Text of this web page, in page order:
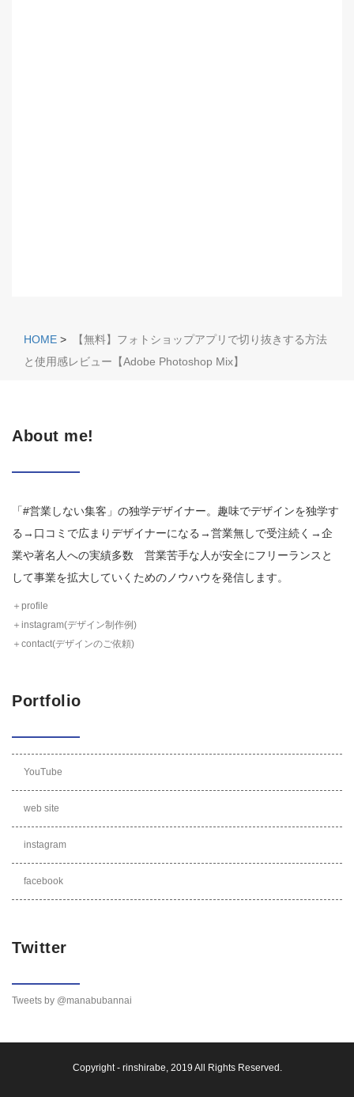
HOME >
【無料】フォトショップアプリで切り抜きする方法
と使用感レビュー【Adobe Photoshop Mix】
About me!
「#営業しない集客」の独学デザイナー。趣味でデザインを独学す
る→口コミで広まりデザイナーになる→営業無しで受注続く→企
業や著名人への実績多数 営業苦手な人が安全にフリーランスと
して事業を拡大していくためのノウハウを発信します。
＋profile
＋instagram(デザイン制作例)
＋contact(デザインのご依頼)
Portfolio
YouTube
web site
instagram
facebook
Twitter
Tweets by @manabubannai
Copyright - rinshirabe, 2019 All Rights Reserved.